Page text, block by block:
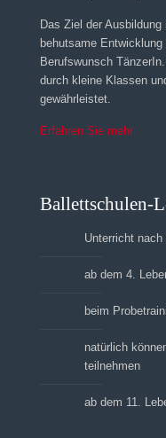
Das Ziel der
behutsame
Berufswunsch
durch kleine Klassen
gewährleistet.
Erfahren Sie mehr
Ballettschulen-
Unterricht
ab dem 4.
beim
natürlich
teilnehmen
ab dem 11.